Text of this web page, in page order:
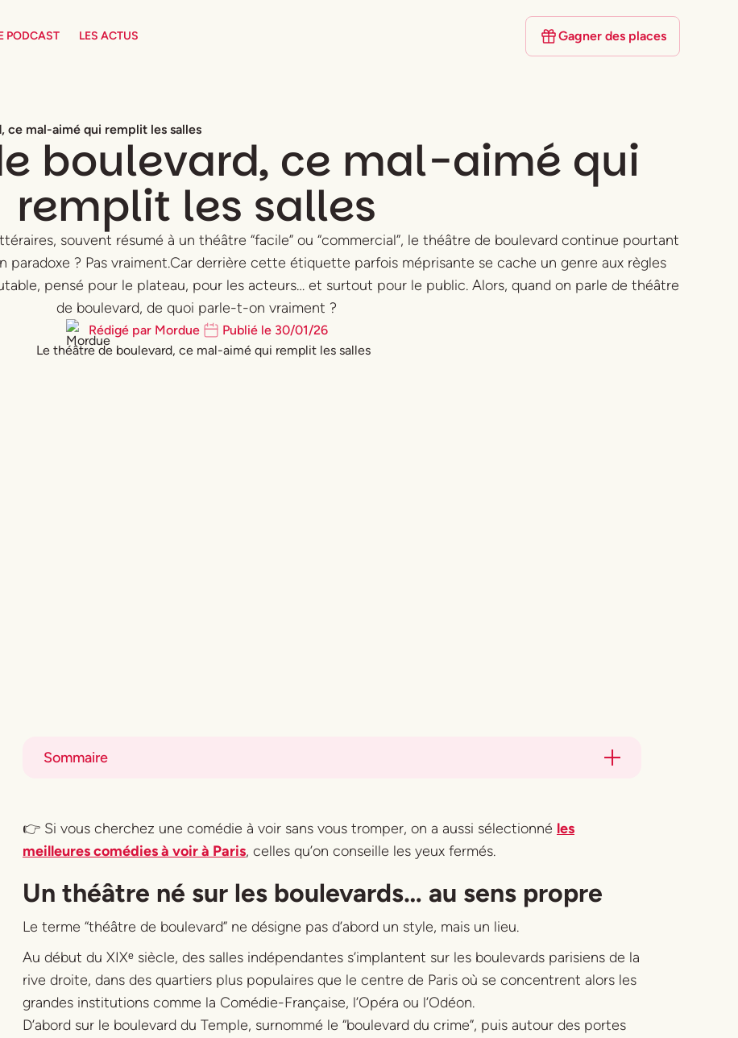
PODCAST LES ACTUS Gagner des places
ce mal-aimé qui remplit les salles
boulevard, ce mal-aimé qui
remplit les salles
souvent résumé à un théâtre “facile” ou “commercial”, le théâtre de boulevard continue pourtant
paradoxe ? Pas vraiment.Car derrière cette étiquette parfois méprisante se cache un genre aux règles
pensé pour le plateau, pour les acteurs… et surtout pour le public. Alors, quand on parle de théâtre
de boulevard, de quoi parle-t-on vraiment ?
Rédigé par Mordue Publié le 30/01/26
Sommaire
👉 Si vous cherchez une comédie à voir sans vous tromper, on a aussi sélectionné les
meilleures comédies à voir à Paris, celles qu’on conseille les yeux fermés.
Un théâtre né sur les boulevards… au sens propre
Le terme “théâtre de boulevard” ne désigne pas d’abord un style, mais un lieu.
Au début du XIXᵉ siècle, des salles indépendantes s’implantent sur les boulevards parisiens de la
rive droite, dans des quartiers plus populaires que le centre de Paris où se concentrent alors les
grandes institutions comme la Comédie-Française, l’Opéra ou l’Odéon.
D’abord sur le boulevard du Temple, surnommé le “boulevard du crime”, puis autour des portes